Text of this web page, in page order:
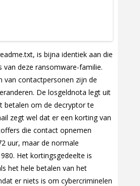
is bijna identiek aan die
van deze ransomware-familie.
van contactpersonen zijn de
De losgeldnota legt uit
betalen om de decryptor te
zegt wel dat er een korting van
die contact opnemen
uur, maar de normale
Het kortingsgedeelte is
het hele betalen van het
er niets is om cybercriminelen